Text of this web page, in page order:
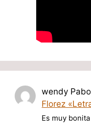
wendy
Florez
Es muy